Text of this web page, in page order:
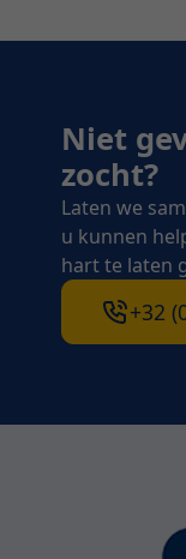
Niet
zocht?
Laten we
u kunnen
hart te laten
+32